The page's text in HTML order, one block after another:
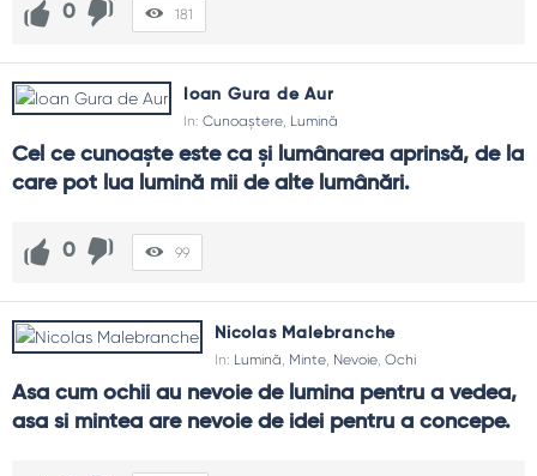
0 181
Ioan Gura de Aur
In: Cunoaștere Lumină
Cel ce cunoaşte este ca şi lumânarea aprinsă, de la
care pot lua lumină mii de alte lumânări.
0 99
Nicolas Malebranche
In: Lumină Minte Nevoie Ochi
Asa cum ochii au nevoie de lumina pentru a vedea,
asa si mintea are nevoie de idei pentru a concepe.